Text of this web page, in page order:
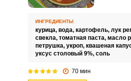
актуально
года, ведь
восполнит
ИНГРЕДИЕНТЫ
курица, вода, картофель, лук
свекла, томатная паста, масло
петрушка, укроп, квашеная
уксус столовый 9%, соль
70 мин